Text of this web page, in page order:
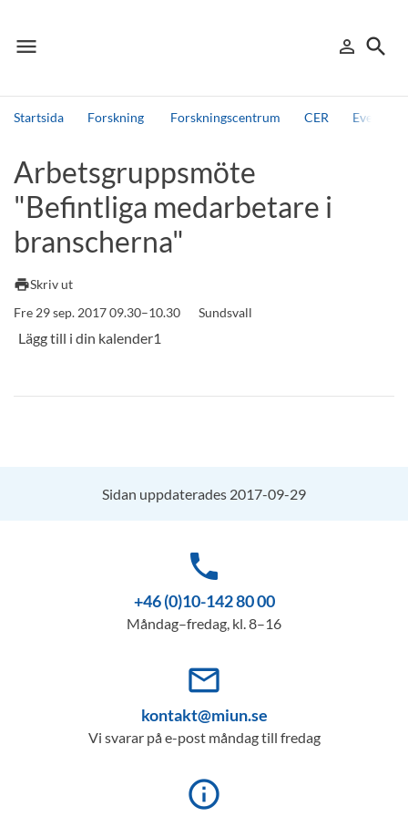
menu
Meny person_outline
Logga in
search
Sök
Startsida Forskning Forskningscentrum CER Events,
Andra söktjänster
Detta är vår testmiljö - endast testdata
Arbetsgruppsmöte
"Befintliga medarbetare i
branscherna"
printSkriv ut
Fre 29 sep. 2017 09.30–10.30
Sundsvall
Sidan uppdaterades 2017-09-29
phone
+46 (0)10-142 80 00
Måndag–fredag, kl. 8–16
mail_outline
kontakt@miun.se
Vi svarar på e-post måndag till fredag
info_outline